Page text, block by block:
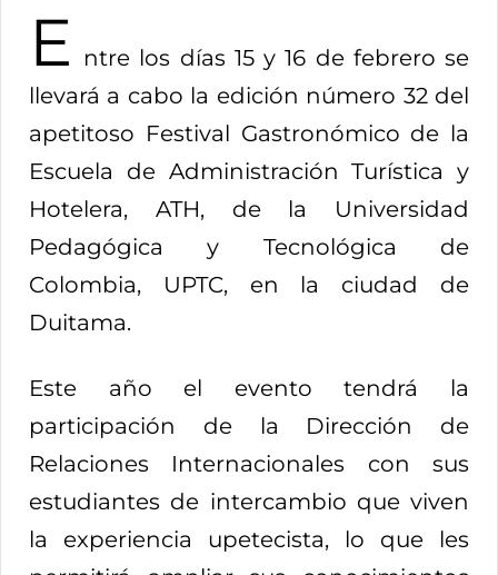
E
ntre los días 15 y 16 de febrero se
llevará a cabo la edición número 32 del
apetitoso Festival Gastronómico de la
Escuela de Administración Turística y
Hotelera, ATH, de la Universidad
Pedagógica y Tecnológica de
Colombia, UPTC, en la ciudad de
Duitama.
Este año el evento tendrá la
participación de la Dirección de
Relaciones Internacionales con sus
estudiantes de intercambio que viven
la experiencia upetecista, lo que les